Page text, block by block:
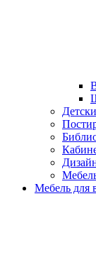
Мебель для